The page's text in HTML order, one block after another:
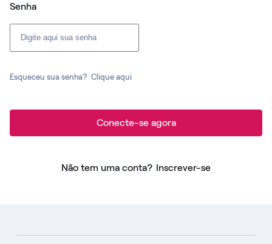
Senha
Esqueceu sua senha? Clique aqui
Conecte-se agora
Não tem uma conta? Inscrever-se